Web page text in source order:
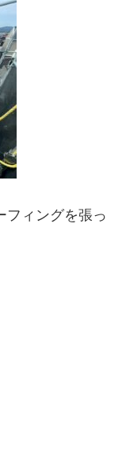
フィングを張っ